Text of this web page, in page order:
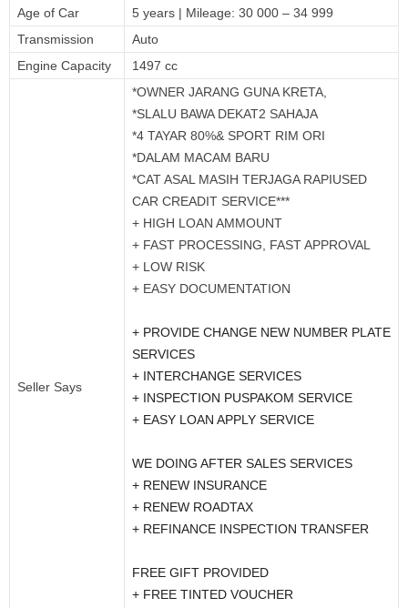
Age of Car
5 years | Mileage: 30 000 – 34 999
Transmission
Auto
Engine Capacity
1497 cc
Seller Says
*OWNER JARANG GUNA KRETA,
*SLALU BAWA DEKAT2 SAHAJA
*4 TAYAR 80%& SPORT RIM ORI
*DALAM MACAM BARU
*CAT ASAL MASIH TERJAGA RAPIUSED
CAR CREADIT SERVICE***
+ HIGH LOAN AMMOUNT
+ FAST PROCESSING, FAST APPROVAL
+ LOW RISK
+ EASY DOCUMENTATION
+ PROVIDE CHANGE NEW NUMBER PLATE
SERVICES
+ INTERCHANGE SERVICES
+ INSPECTION PUSPAKOM SERVICE
+ EASY LOAN APPLY SERVICE
WE DOING AFTER SALES SERVICES
+ RENEW INSURANCE
+ RENEW ROADTAX
+ REFINANCE INSPECTION TRANSFER
FREE GIFT PROVIDED
+ FREE TINTED VOUCHER